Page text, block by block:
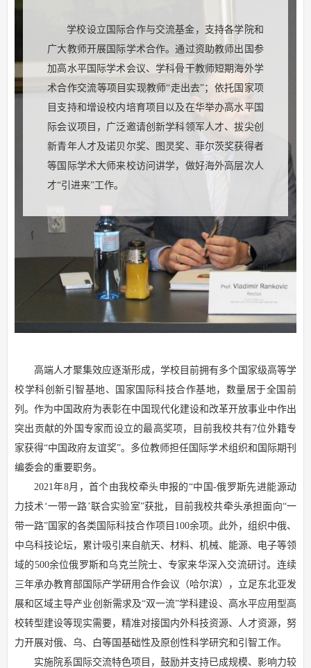
学校设立国际合作与交流基金，支持各学院和
广大教师开展国际学术合作。通过资助教师出国参
加高水平国际学术会议、学科骨干教师短期海外学
术合作交流等项目实现教师“走出去”；依托国家项
目支持和增设校内培育项目以及在华举办高水平国
际会议项目，广泛邀请创新学科领军人才、拔尖创
新青年人才及诺贝尔奖、图灵奖、菲尔茨奖获得者
等国际学术大师来校访问讲学，做好海外高层次人
才“引进来”工作。
高端人才聚集效应逐渐形成，学校目前拥有多个国家级高等学
校学科创新引智基地、国家国际科技合作基地，数量居于全国前
列。作为中国政府为表彰在中国现代化建设和改革开放事业中作出
突出贡献的外国专家而设立的最高奖项，目前我校共有7位外籍专
家获得“中国政府友谊奖”。多位教师担任国际学术组织和国际期刊
编委会的重要职务。
2021年8月，首个由我校牵头申报的“中国-俄罗斯先进能源动
力技术‘一带一路’联合实验室”获批，目前我校共牵头承担面向“一
带一路”国家的各类国际科技合作项目100余项。此外，组织中俄、
中乌科技论坛，累计吸引来自航天、材料、机械、能源、电子等领
域的500余位俄罗斯和乌克兰院士、专家来华深入交流研讨。连续
三年承办教育部国际产学研用合作会议（哈尔滨），立足东北亚发
展和区域主导产业创新需求及“双一流”学科建设、高水平应用型高
校转型建设等现实需要，精准对接国内外科技资源、人才资源，努
力开展对俄、乌、白等国基础性及原创性科学研究和引智工作。
实施院系国际交流特色项目，鼓励并支持已成规模、影响力较